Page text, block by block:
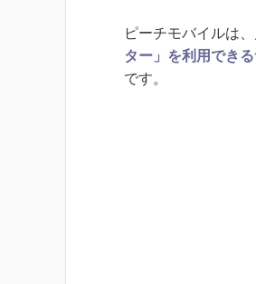
ピーチモバイルは
ター」を利用でき
です。